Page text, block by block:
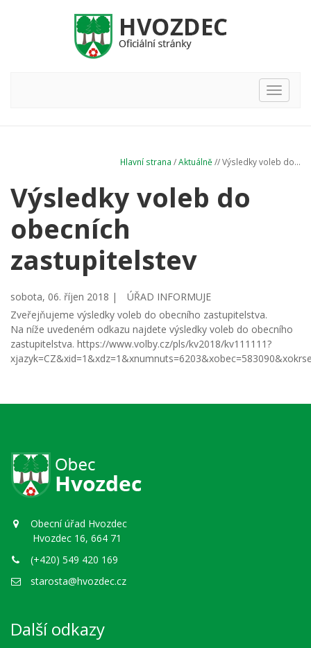
Hlavní
nabídka
Hlavní strana /Aktuálně // Výsledky voleb do...
Výsledky voleb do
obecních
zastupitelstev
sobota, 06. říjen 2018 |
ÚŘAD INFORMUJE
Zveřejňujeme výsledky voleb do obecního zastupitelstva.
Na níže uvedeném odkazu najdete výsledky voleb do obecního
zastupitelstva. https://www.volby.cz/pls/kv2018/kv111111?
Obecní úřad Hvozdec
Hvozdec 16, 664 71
(+420) 549 420 169
starosta@hvozdec.cz
Další odkazy